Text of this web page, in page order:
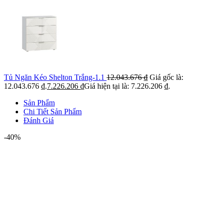
Tủ Ngăn Kéo Shelton Trắng-1.1 12.043.676₫ Giá gốc là:
12.043.676 ₫.7.226.206 ₫Giá hiện tại là: 7.226.206 ₫.
Sản Phẩm
Chi Tiết Sản Phẩm
Đánh Giá
-40%